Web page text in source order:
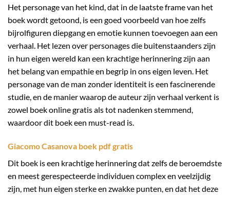
Het personage van het kind, dat in de laatste frame van het
boek wordt getoond, is een goed voorbeeld van hoe zelfs
bijrolfiguren diepgang en emotie kunnen toevoegen aan een
verhaal. Het lezen over personages die buitenstaanders zijn
in hun eigen wereld kan een krachtige herinnering zijn aan
het belang van empathie en begrip in ons eigen leven. Het
personage van de man zonder identiteit is een fascinerende
studie, en de manier waarop de auteur zijn verhaal verkent is
zowel boek online gratis als tot nadenken stemmend,
waardoor dit boek een must-read is.
Giacomo Casanova boek pdf gratis
Dit boek is een krachtige herinnering dat zelfs de beroemdste
en meest gerespecteerde individuen complex en veelzijdig
zijn, met hun eigen sterke en zwakke punten, en dat het deze